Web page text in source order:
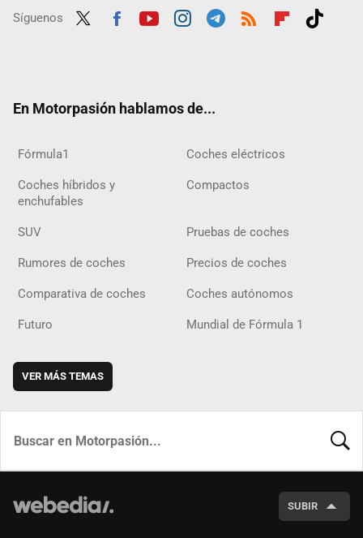
Síguenos
En Motorpasión hablamos de...
Fórmula1 Coches eléctricos
Coches híbridos y
enchufables
Compactos
SUV Pruebas de coches
Rumores de coches Precios de coches
Comparativa de coches Coches autónomos
Futuro Mundial de Fórmula 1
VER MÁS TEMAS
SUBIR